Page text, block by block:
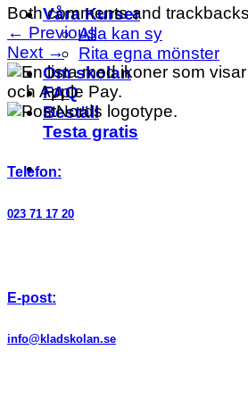
Våra Kurser
Alla kan sy
Rita egna mönster
Om skolan
FAQ
Beställ
Testa gratis
Both comments and
← Previous
Next →
Telefon:
023 71 17 20
E-post:
info@kladskolan.se